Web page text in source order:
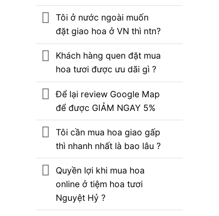
Tôi ở nước ngoài muốn
đặt giao hoa ở VN thì ntn?
Khách hàng quen đặt mua
hoa tươi được ưu dãi gì ?
Để lại review Google Map
để được GIẢM NGAY 5%
Tôi cần mua hoa giao gấp
thì nhanh nhất là bao lâu ?
Quyền lợi khi mua hoa
online ở tiệm hoa tươi
Nguyệt Hỷ ?